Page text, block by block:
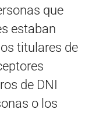
que
estaban
titulares de
de DNI
o los